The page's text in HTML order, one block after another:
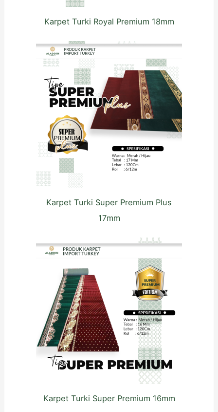
Karpet Turki Royal Premium 18mm
Karpet Turki Super Premium Plus
17mm
Karpet Turki Super Premium 16mm